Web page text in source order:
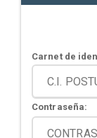
Carnet de
Contraseña: